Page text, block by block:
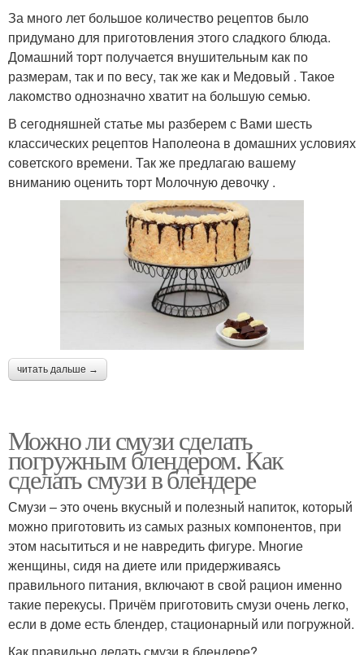
За много лет большое количество рецептов было
придумано для приготовления этого сладкого блюда.
Домашний торт получается внушительным как по
размерам, так и по весу, так же как и Медовый . Такое
лакомство однозначно хватит на большую семью.
В сегодняшней статье мы разберем с Вами шесть
классических рецептов Наполеона в домашних условиях
советского времени. Так же предлагаю вашему
вниманию оценить торт Молочную девочку .
читать дальше →
Можно ли смузи сделать
погружным блендером. Как
сделать смузи в блендере
Смузи – это очень вкусный и полезный напиток, который
можно приготовить из самых разных компонентов, при
этом насытиться и не навредить фигуре. Многие
женщины, сидя на диете или придерживаясь
правильного питания, включают в свой рацион именно
такие перекусы. Причём приготовить смузи очень легко,
если в доме есть блендер, стационарный или погружной.